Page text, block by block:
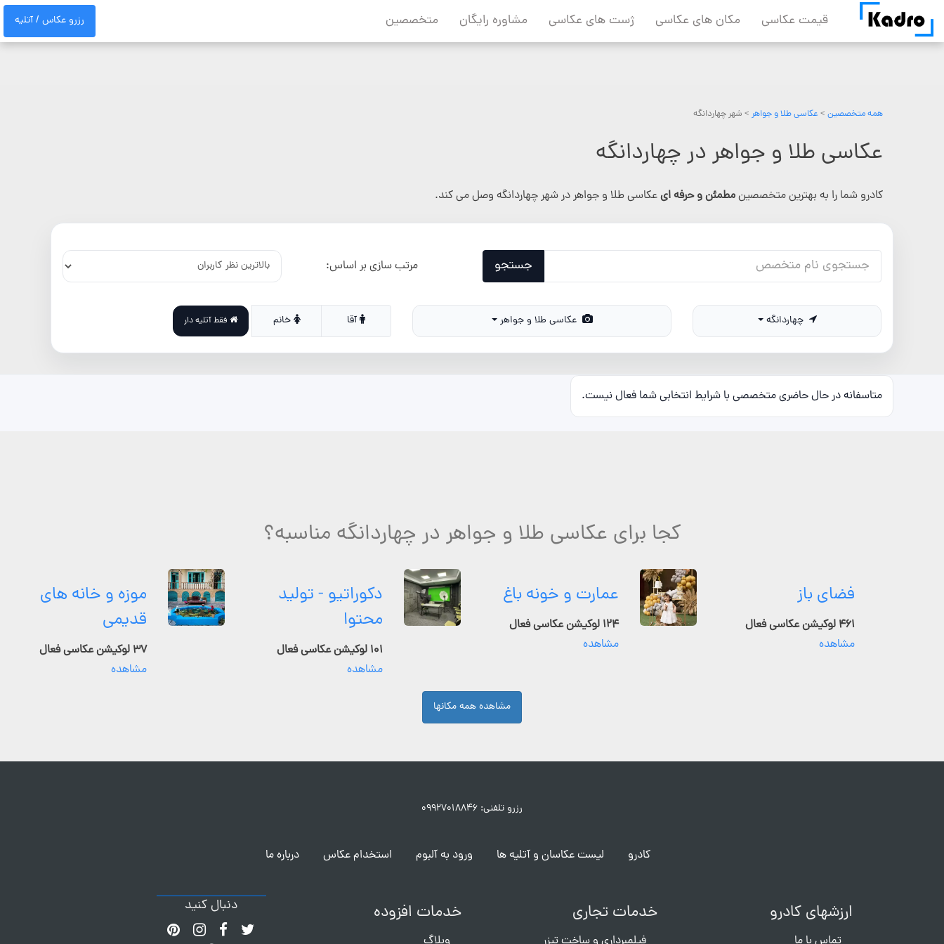
content
قیمت عکاسی مکان های عکاسی ژست های عکاسی مشاوره رایگان متخصصین رزرو عکاس / آتلیه
همه متخصصین > عکاسی طلا و جواهر > شهر چهاردانگه
عکاسی طلا و جواهر در چهاردانگه
کادرو شما را به بهترین متخصصینمطمئن و حرفه ایعکاسی طلا و جواهر در شهر چهاردانگه وصل می کند.
جستجو مرتب سازی بر اساس:
چهاردانگه عکاسی طلا و جواهر آقا خانم فقط آتلیه دار
متاسفانه در حال حاضری متخصصی با شرایط انتخابی شما فعال نیست.
کجا برای عکاسی طلا و جواهر در چهاردانگه مناسبه؟
فضای باز
۴۶۱ لوکیشن عکاسی فعال
مشاهده
عمارت و خونه باغ
۱۲۴ لوکیشن عکاسی فعال
مشاهده
دکوراتیو - تولید
محتوا
۱۰۱ لوکیشن عکاسی فعال
مشاهده
موزه و خانه های
قدیمی
۳۷ لوکیشن عکاسی فعال
مشاهده
مشاهده همه مکانها
رزرو تلفنی: ۰۹۹۲۷۰۱۸۸۴۶
کادرو لیست عکاسان و آتلیه ها ورود به آلبوم استخدام عکاس درباره ما
ارزشهای کادرو خدمات تجاری خدمات افزوده دنبال کنید